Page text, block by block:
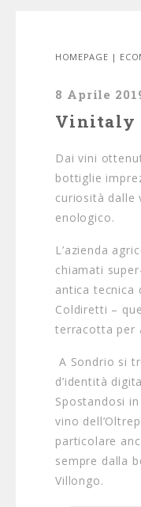
HOMEPAGE |
8 Aprile
Vinitaly
Dai vini
bottiglie
curiosità dalle
enologico.
L’azienda
chiamati
antica tecnica
Coldiretti –
terracotta per
A Sondrio si
d’identità
Spostandosi
vino
particolare
sempre dalla
Villongo.